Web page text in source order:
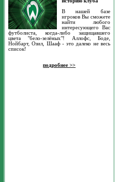
В нашей базе
игроков Вы сможете
найти любого
интересующего Вас
футболиста, когда-либо защищавшего
цвета "бело-зелёных"! Аллофс, Боде,
Нойбарт, Озил, Шааф - это далеко не весь
список!
подробнее >>